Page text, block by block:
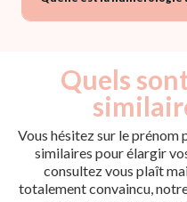
Quels
Vous hésitez sur le prénom
similaires pour élargir
consultez vous plaît
totalement convaincu,